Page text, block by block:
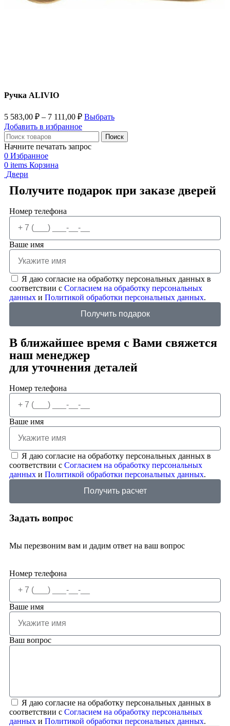
Ручка ALIVIO
5 583,00 ₽ – 7 111,00 ₽ Выбрать
Добавить в избранное
Поиск
Начните печатать запрос
0 Избранное
0 items Корзина
Двери
Получите подарок при заказе дверей
Номер телефона
Ваше имя
Я даю согласие на обработку персональных данных в
соответствии с Согласием на обработку персональных
данных и Политикой обработки персональных данных.
Получить подарок
В ближайшее время с Вами свяжется
наш менеджер
для уточнения деталей
Номер телефона
Ваше имя
Я даю согласие на обработку персональных данных в
соответствии с Согласием на обработку персональных
данных и Политикой обработки персональных данных.
Получить расчет
Задать вопрос
Мы перезвоним вам и дадим ответ на ваш вопрос
Номер телефона
Ваше имя
Ваш вопрос
Я даю согласие на обработку персональных данных в
соответствии с Согласием на обработку персональных
данных и Политикой обработки персональных данных.